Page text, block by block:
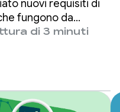
nuovi requisiti di
fungono da
impegno
di 3 minuti